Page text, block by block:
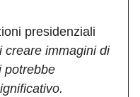
presidenziali
creare immagini di
potrebbe